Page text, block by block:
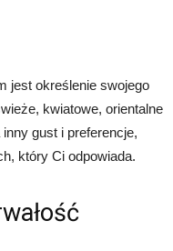
jest określenie swojego
kwiatowe, orientalne
gust i preferencje,
który Ci odpowiada.